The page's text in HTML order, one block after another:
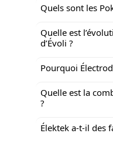
Quels sont les
Quelle est
d’Évoli ?
Pourquoi
Quelle est la
?
Élektek a-t-il des